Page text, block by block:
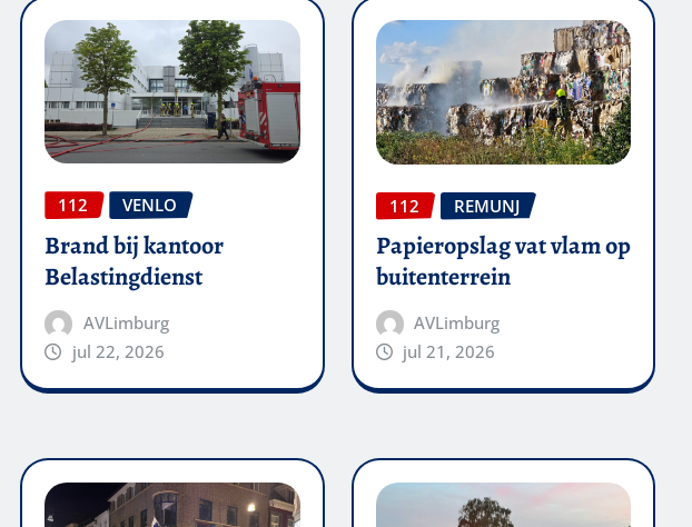
112 VENLO
Brand bij kantoor
Belastingdienst
AVLimburg
jul 22, 2026
112 REMUNJ
Papieropslag vat vlam op
buitenterrein
AVLimburg
jul 21, 2026